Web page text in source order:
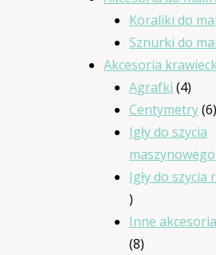
Koraliki do
Sznurki do
Akcesoria
Agrafki 44
Centymetry 66
Igły do szycia
maszynowego
Igły do szycia
34
produkty
Inne
88